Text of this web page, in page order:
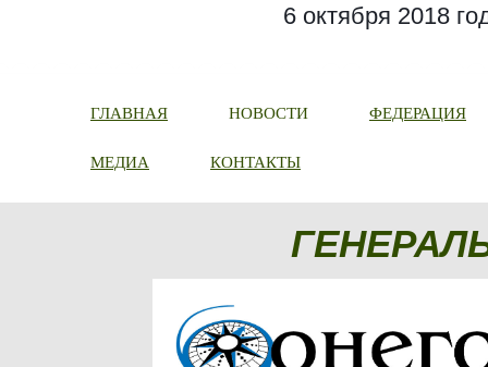
6 октября 2018
ГЛАВНАЯ НОВОСТИ ФЕДЕРАЦИЯ
МЕДИА КОНТАКТЫ